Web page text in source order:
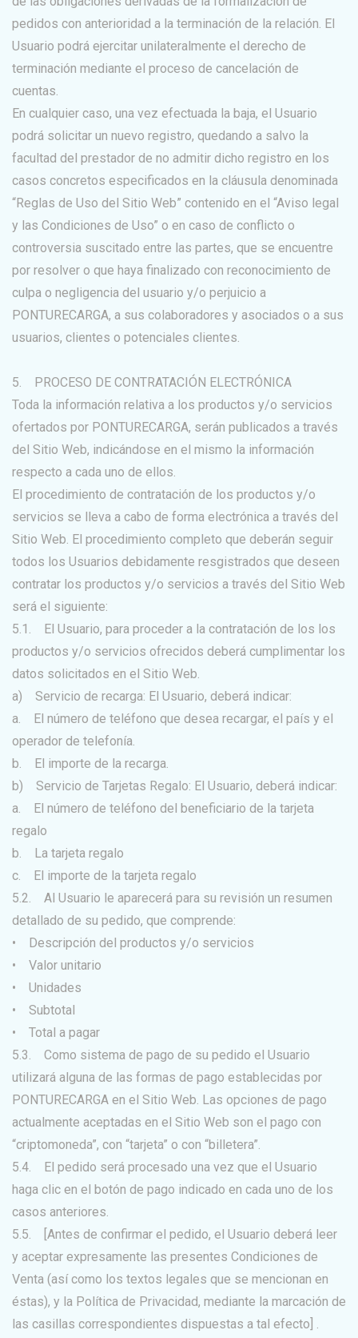
pedidos con anterioridad a la terminación de la relación. El
Usuario podrá ejercitar unilateralmente el derecho de
terminación mediante el proceso de cancelación de
cuentas.
En cualquier caso, una vez efectuada la baja, el Usuario
podrá solicitar un nuevo registro, quedando a salvo la
facultad del prestador de no admitir dicho registro en los
casos concretos especificados en la cláusula denominada
“Reglas de Uso del Sitio Web” contenido en el “Aviso legal
y las Condiciones de Uso” o en caso de conflicto o
controversia suscitado entre las partes, que se encuentre
por resolver o que haya finalizado con reconocimiento de
culpa o negligencia del usuario y/o perjuicio a
PONTURECARGA, a sus colaboradores y asociados o a sus
usuarios, clientes o potenciales clientes.
5. PROCESO DE CONTRATACIÓN ELECTRÓNICA
Toda la información relativa a los productos y/o servicios
ofertados por PONTURECARGA, serán publicados a través
del Sitio Web, indicándose en el mismo la información
respecto a cada uno de ellos.
El procedimiento de contratación de los productos y/o
servicios se lleva a cabo de forma electrónica a través del
Sitio Web. El procedimiento completo que deberán seguir
todos los Usuarios debidamente resgistrados que deseen
contratar los productos y/o servicios a través del Sitio Web
será el siguiente:
5.1. El Usuario, para proceder a la contratación de los los
productos y/o servicios ofrecidos deberá cumplimentar los
datos solicitados en el Sitio Web.
a) Servicio de recarga: El Usuario, deberá indicar:
a. El número de teléfono que desea recargar, el país y el
operador de telefonía.
b. El importe de la recarga.
b) Servicio de Tarjetas Regalo: El Usuario, deberá indicar:
a. El número de teléfono del beneficiario de la tarjeta
regalo
b. La tarjeta regalo
c. El importe de la tarjeta regalo
5.2. Al Usuario le aparecerá para su revisión un resumen
detallado de su pedido, que comprende:
• Descripción del productos y/o servicios
• Valor unitario
• Unidades
• Subtotal
• Total a pagar
5.3. Como sistema de pago de su pedido el Usuario
utilizará alguna de las formas de pago establecidas por
PONTURECARGA en el Sitio Web. Las opciones de pago
actualmente aceptadas en el Sitio Web son el pago con
“criptomoneda”, con “tarjeta” o con “billetera”.
5.4. El pedido será procesado una vez que el Usuario
haga clic en el botón de pago indicado en cada uno de los
casos anteriores.
5.5. [Antes de confirmar el pedido, el Usuario deberá leer
y aceptar expresamente las presentes Condiciones de
Venta (así como los textos legales que se mencionan en
éstas), y la Política de Privacidad, mediante la marcación de
las casillas correspondientes dispuestas a tal efecto] .